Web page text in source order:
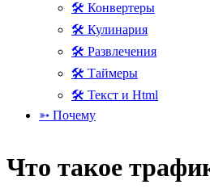
🛠 Конвертеры
🛠 Кулинария
🛠 Развлечения
🛠 Таймеры
🛠 Текст и Html
➳ Почему
Что такое